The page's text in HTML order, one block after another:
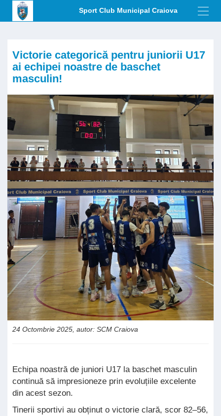
Sport Club Municipal Craiova
Victorie categorică pentru juniorii U17
ai echipei noastre de baschet
masculin!
24 Octombrie 2025, autor: SCM Craiova
Echipa noastră de juniori U17 la baschet masculin
continuă să impresioneze prin evoluțiile excelente
din acest sezon.
Tinerii sportivi au obținut o victorie clară, scor 82–56,